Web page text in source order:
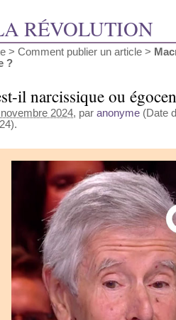
RÉVOLUTION
> Comment publier un article >
?
il narcissique ou
2024, par anonyme (Date